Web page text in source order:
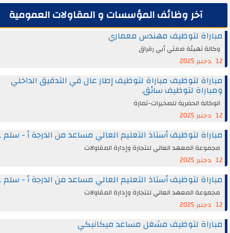
آخر وظائف المؤسسات و المقاولات العمومية
لتوظيف مهندس معماري
تهيئة ضفتي أبي رقراق
لتوظيف مباراة لتوظيف إطار عال في التدقيق الداخلي
لتوظيف سائق.
الحضرية للصخيرات-تمارة
لتوظيف أستاذ التعليم العالي مساعد من الدرجة أ - سلم 11
المعهد العالي للتجارة وإدارة المقاولات
لتوظيف أستاذ التعليم العالي مساعد من الدرجة أ - سلم 11
المعهد العالي للتجارة وإدارة المقاولات
لتوظيف مشغل مساعد ميكانيكي